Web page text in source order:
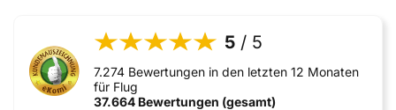
5 / 5
7.274 Bewertungen in den letzten 12 Monaten
für Flug
37.664 Bewertungen (gesamt)